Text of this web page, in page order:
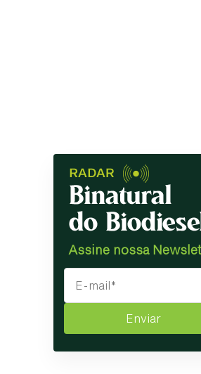
Assine nossa
Enviar